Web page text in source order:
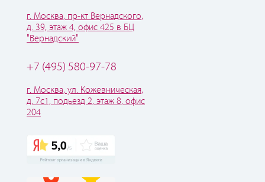
г. Москва, пр-кт Вернадского,
д. 39, этаж 4, офис 425 в БЦ
"Вернадский"
+7 (495) 580-97-78
г. Москва, ул. Кожевническая,
д. 7с1, подьезд 2, этаж 8, офис
204